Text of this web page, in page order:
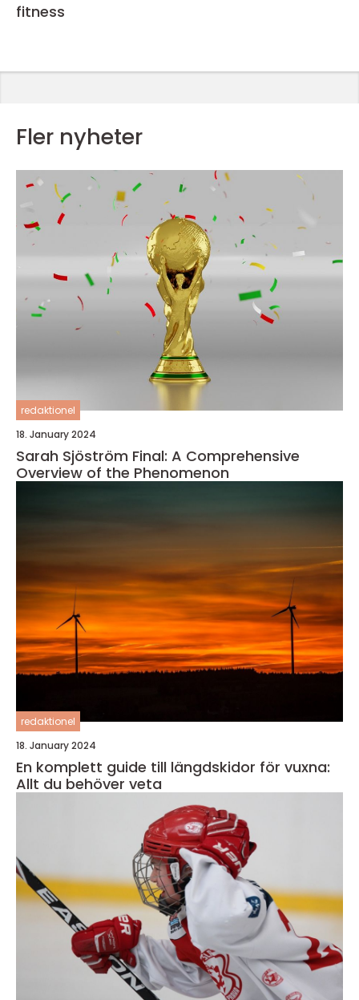
fitness
Fler nyheter
redaktionel
18. January 2024
Sarah Sjöström Final: A Comprehensive
Overview of the Phenomenon
redaktionel
18. January 2024
En komplett guide till längdskidor för vuxna:
Allt du behöver veta